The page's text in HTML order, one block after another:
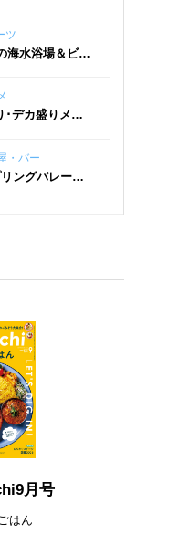
ツ
海水浴場＆ビー
･デカ盛りメニ
・バー
ングバレー豊
月号
はん